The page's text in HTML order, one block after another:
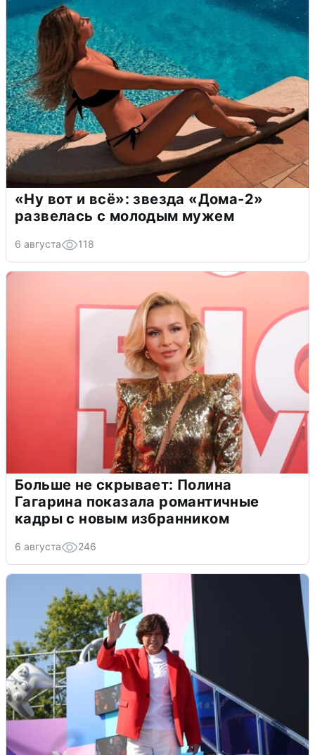
«Ну вот и всё»: звезда «Дома-2»
развелась с молодым мужем
6 августа 118
Больше не скрывает: Полина
Гагарина показала романтичные
кадры с новым избранником
6 августа 246